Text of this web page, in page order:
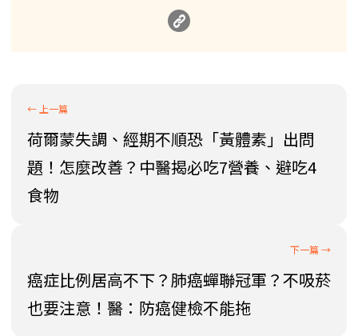
荷爾蒙失調、經期不順恐「黃體素」出問
題！怎麼改善？中醫揭必吃7營養、避吃4
食物
癌症比例居高不下？肺癌蟬聯冠軍？不吸菸
也要注意！醫：防癌健檢不能拖